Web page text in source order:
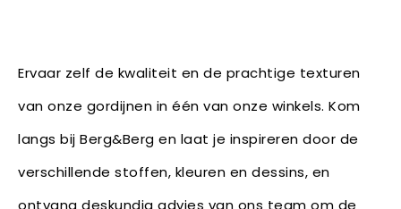
Ervaar zelf de kwaliteit en de prachtige texturen
van onze gordijnen in één van onze winkels. Kom
langs bij Berg&Berg en laat je inspireren door de
verschillende stoffen, kleuren en dessins, en